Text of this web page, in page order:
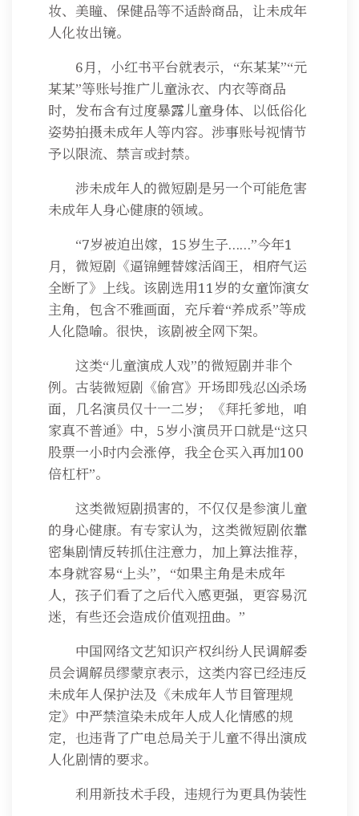
妆、美瞳、保健品等不适龄商品，让未成年
人化妆出镜。
6月，小红书平台就表示，“东某某”“元
某某”等账号推广儿童泳衣、内衣等商品
时，发布含有过度暴露儿童身体、以低俗化
姿势拍摄未成年人等内容。涉事账号视情节
予以限流、禁言或封禁。
涉未成年人的微短剧是另一个可能危害
未成年人身心健康的领域。
“7岁被迫出嫁，15岁生子……”今年1
月，微短剧《逼锦鲤替嫁活阎王，相府气运
全断了》上线。该剧选用11岁的女童饰演女
主角，包含不雅画面，充斥着“养成系”等成
人化隐喻。很快，该剧被全网下架。
这类“儿童演成人戏”的微短剧并非个
例。古装微短剧《偷宫》开场即残忍凶杀场
面，几名演员仅十一二岁；《拜托爹地，咱
家真不普通》中，5岁小演员开口就是“这只
股票一小时内会涨停，我全仓买入再加100
倍杠杆”。
这类微短剧损害的，不仅仅是参演儿童
的身心健康。有专家认为，这类微短剧依靠
密集剧情反转抓住注意力，加上算法推荐，
本身就容易“上头”，“如果主角是未成年
人，孩子们看了之后代入感更强，更容易沉
迷，有些还会造成价值观扭曲。”
中国网络文艺知识产权纠纷人民调解委
员会调解员缪蒙京表示，这类内容已经违反
未成年人保护法及《未成年人节目管理规
定》中严禁渲染未成年人成人化情感的规
定，也违背了广电总局关于儿童不得出演成
人化剧情的要求。
利用新技术手段，违规行为更具伪装性